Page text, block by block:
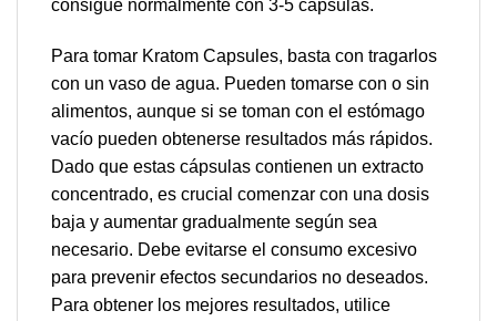
consigue normalmente con 3-5 cápsulas.
Para tomar Kratom Capsules, basta con tragarlos
con un vaso de agua. Pueden tomarse con o sin
alimentos, aunque si se toman con el estómago
vacío pueden obtenerse resultados más rápidos.
Dado que estas cápsulas contienen un extracto
concentrado, es crucial comenzar con una dosis
baja y aumentar gradualmente según sea
necesario. Debe evitarse el consumo excesivo
para prevenir efectos secundarios no deseados.
Para obtener los mejores resultados, utilice